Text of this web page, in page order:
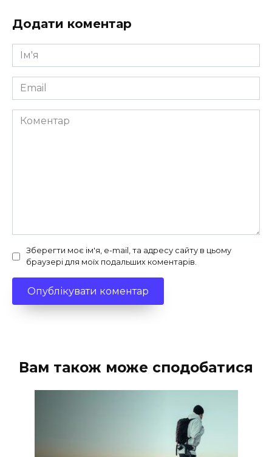
Додати коментар
Ім'я
*
Email
*
Коментар
Зберегти моє ім'я, e-mail, та адресу сайту в цьому
браузері для моїх подальших коментарів.
Вам також може сподобатися